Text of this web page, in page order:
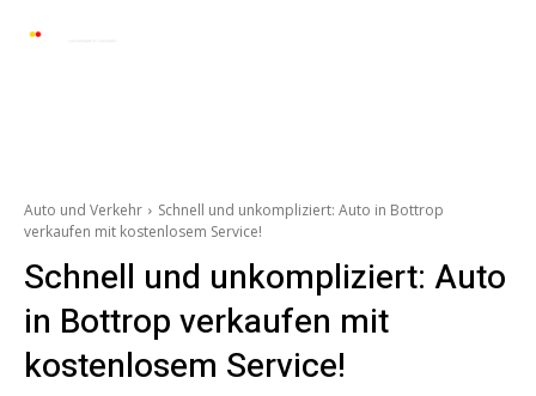
Auto und Verkehr
Schnell und unkompliziert: Auto in Bottrop
verkaufen mit kostenlosem Service!
Schnell und unkompliziert: Auto
in Bottrop verkaufen mit
kostenlosem Service!